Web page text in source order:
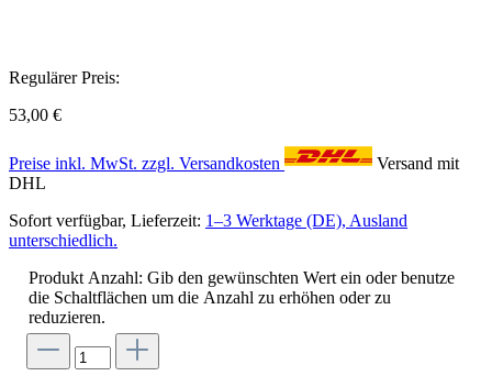
Regulärer Preis:
53,00 €
Preise inkl. MwSt. zzgl. Versandkosten
Versand mit
DHL
Sofort verfügbar, Lieferzeit: 1–3 Werktage (DE), Ausland
unterschiedlich.
Produkt Anzahl: Gib den gewünschten Wert ein oder benutze
die Schaltflächen um die Anzahl zu erhöhen oder zu
reduzieren.